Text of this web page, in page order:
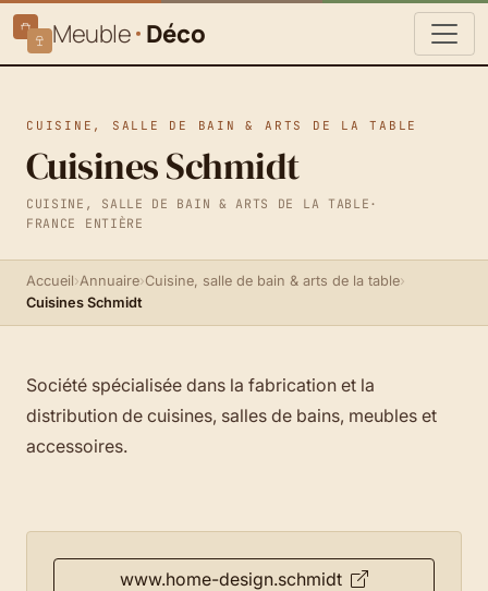
Meuble Déco
CUISINE, SALLE DE BAIN & ARTS DE LA TABLE
Cuisines Schmidt
CUISINE, SALLE DE BAIN & ARTS DE LA TABLE ·
FRANCE ENTIÈRE
Accueil›Annuaire›Cuisine, salle de bain & arts de la table›
Cuisines Schmidt
Société spécialisée dans la fabrication et la
distribution de cuisines, salles de bains, meubles et
accessoires.
www.home-design.schmidt